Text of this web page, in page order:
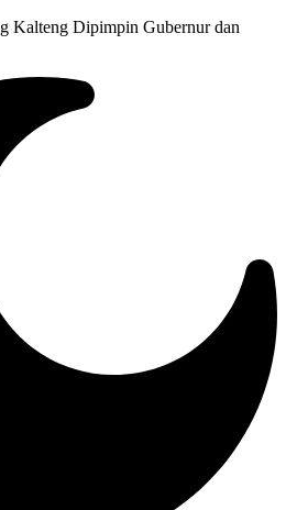
Kalteng Dipimpin Gubernur dan